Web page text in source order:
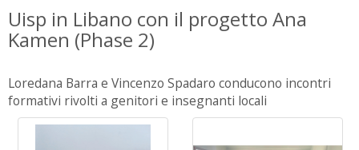
Uisp in Libano con il progetto Ana
Kamen (Phase 2)
Loredana Barra e Vincenzo Spadaro conducono incontri
formativi rivolti a genitori e insegnanti locali